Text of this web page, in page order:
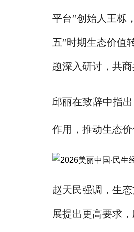
平台”创始人王栎
五”时期生态价值
题深入研讨，共
邱丽在致辞中指
作用，推动生态
赵天民强调，生
展提出更高要求